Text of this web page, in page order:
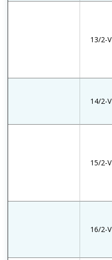
13/2-V
14/2-V
15/2-V
16/2-V